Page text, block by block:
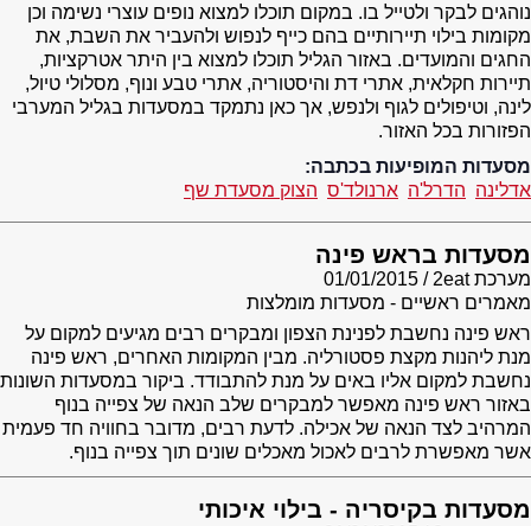
נוהגים לבקר ולטייל בו. במקום תוכלו למצוא נופים עוצרי נשימה וכן
מקומות בילוי תיירותיים בהם כייף לנפוש ולהעביר את השבת, את
החגים והמועדים. באזור הגליל תוכלו למצוא בין היתר אטרקציות,
תיירות חקלאית, אתרי דת והיסטוריה, אתרי טבע ונוף, מסלולי טיול,
לינה, וטיפולים לגוף ולנפש, אך כאן נתמקד במסעדות בגליל המערבי
הפזורות בכל האזור.
מסעדות המופיעות בכתבה:
אדלינה הדרל'ה ארנולד'ס הצוק מסעדת שף
מסעדות בראש פינה
מערכת 2eat
01/01/2015
מאמרים ראשיים - מסעדות מומלצות
ראש פינה נחשבת לפנינת הצפון ומבקרים רבים מגיעים למקום על
מנת ליהנות מקצת פסטורליה. מבין המקומות האחרים, ראש פינה
נחשבת למקום אליו באים על מנת להתבודד. ביקור במסעדות השונות
באזור ראש פינה מאפשר למבקרים שלב הנאה של צפייה בנוף
המרהיב לצד הנאה של אכילה. לדעת רבים, מדובר בחוויה חד פעמית
אשר מאפשרת לרבים לאכול מאכלים שונים תוך צפייה בנוף.
מסעדות בקיסריה - בילוי איכותי